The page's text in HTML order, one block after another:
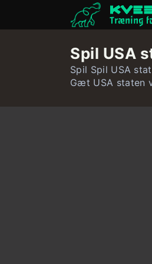
Træning
Spil USA
Spil Spil USA
Gæt USA staten